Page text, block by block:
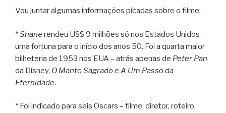
Vou juntar algumas informações picadas sobre o filme:
*Shane rendeu US$ 9 milhões só nos Estados Unidos –
uma fortuna para o início dos anos 50. Foi a quarta maior
bilheteria de 1953 nos EUA – atrás apenas de Peter Pan
da Disney, O Manto Sagradoe A Um Passo da
Eternidade.
* Foi indicado para seis Oscars – filme, diretor, roteiro,